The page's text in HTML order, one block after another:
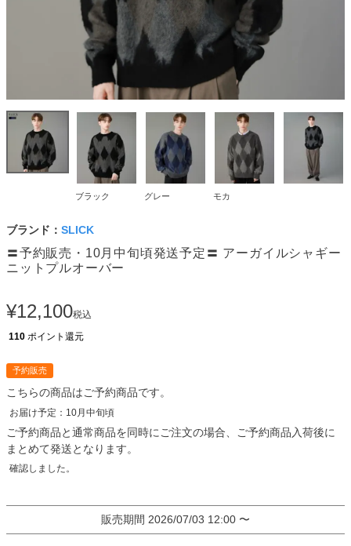
ブラック グレー モカ
ブランド： SLICK
〓予約販売・10月中旬頃発送予定〓 アーガイルシャギー
ニットプルオーバー
¥12,100税込
110 ポイント還元
予約販売
こちらの商品はご予約商品です。
ご予約商品と通常商品を同時にご注文の場合、ご予約商品入荷後に
まとめて発送となります。
販売期間 2026/07/03 12:00 〜